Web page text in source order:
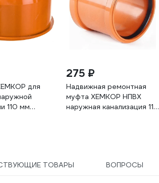
для
110 мм
275 ₽
Надвижная ремонтная
муфта ХЕМКОР НПВХ
наружная канализация 110
ТОВАРЫ ВОПРОСЫ